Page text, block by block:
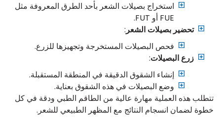
استخراج بصيلات الشعر بأحد الطرق المعروفة مثل
FUE أو FUT.
تحضير بصيلات الشعر:
فحص البصيلات المستخرجة وتجهيزها للزرع.
زرع البصيلات:
إنشاء الشقوق الدقيقة في المنطقة المستقبلة.
وضع البصيلات في هذه الشقوق بعناية.
تتطلب هذه العملية مهارة عالية من الطاقم الطبي ودقة في كل
خطوة لضمان انسجام النتائج مع المظهر الطبيعي للشعر.